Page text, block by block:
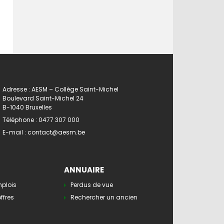
Adresse : AESM – Collège Saint-Michel
Boulevard Saint-Michel 24
B-1040 Bruxelles
Téléphone : 0477 307 000
E-mail : contact@aesm.be
ANNUAIRE
Perdus de vue
Rechercher un ancien